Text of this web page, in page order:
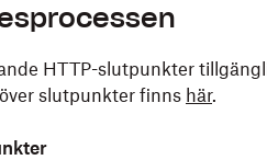
HTTP-slutpunkter
slutpunkter finns här.